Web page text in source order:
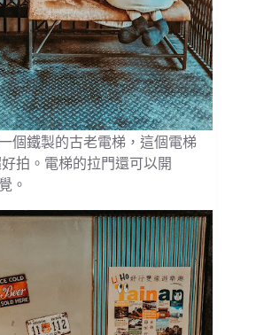
個鐵製的古老電梯，這個電梯
拍。電梯的拉門還可以開
。